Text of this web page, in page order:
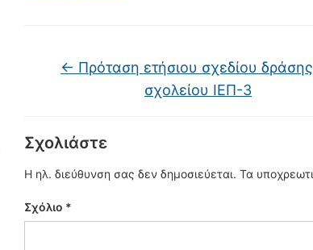
← Πρόταση ετήσιου σχεδίου
σχολείου ΙΕΠ-3
Σχολιάστε
Η ηλ. διεύθυνση σας δεν δημοσιεύεται. Τα
Σχόλιο *